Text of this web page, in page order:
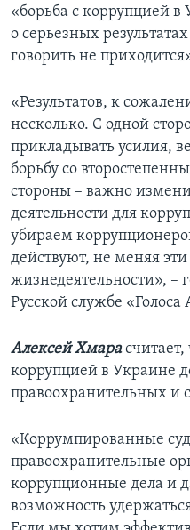
«борьба с коррупцией
о серьезных
говорить не
«Результатов, к
несколько. С одной
прикладывать усилия,
борьбу со
стороны – важно
деятельности для
убираем
действуют, не меняя
жизнедеятельности», –
Русской службе
Алексей Хмарасчитает,
коррупцией в Украине
правоохранительных и
«Коррумпированные
правоохранительные
коррупционные дела и
возможность